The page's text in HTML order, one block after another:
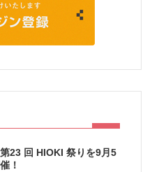
第23 回 HIOKI 祭りを9月5
！